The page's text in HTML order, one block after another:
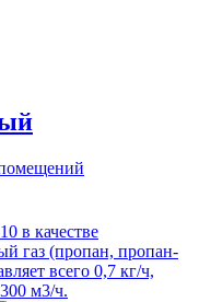
в качестве
газ (пропан, пропан-
всего 0,7 кг/ч,
м3/ч.